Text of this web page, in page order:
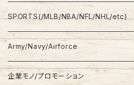
L/S
S/S
Sweatshirt
Hoodie
Fleece
Shorts
adidas
Champion
Carhartt
SPORTS(/MLB/NBA/NFL/NHL/etc)
Army/Navy/Airforce
企業モノ/プロモーション